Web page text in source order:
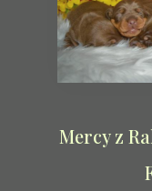
Mercy z